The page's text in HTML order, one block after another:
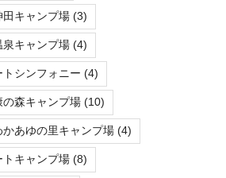
田キャンプ場 (3)
泉キャンプ場 (4)
トシンフォニー (4)
の森キャンプ場 (10)
かあゆの里キャンプ場 (4)
トキャンプ場 (8)